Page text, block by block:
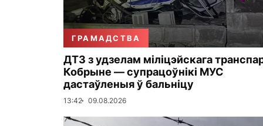
ГРАМАДСТВА
ДТЗ з удзелам міліцэйскага
Кобрыне — супрацоўнікі МУС
дастаўленыя ў бальніцу
13:42 09.08.2026